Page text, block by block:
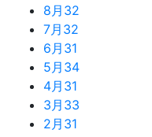
8月 32
7月 32
6月 31
5月 34
4月 31
3月 33
2月 31